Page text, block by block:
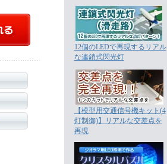
12個のLEDで再現するリアル
な連鎖式閃光灯
【模型用交通信号機キット(4
灯制御)】リアルな交差点を
再現